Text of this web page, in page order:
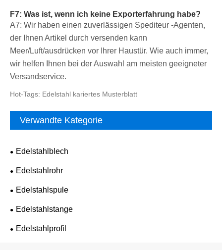
F7: Was ist, wenn ich keine Exporterfahrung habe?
A7: Wir haben einen zuverlässigen Spediteur -Agenten,
der Ihnen Artikel durch versenden kann
Meer/Luft/ausdrücken vor Ihrer Haustür. Wie auch immer,
wir helfen Ihnen bei der Auswahl am meisten geeigneter
Versandservice.
Hot-Tags: Edelstahl kariertes Musterblatt
Verwandte Kategorie
Edelstahlblech
Edelstahlrohr
Edelstahlspule
Edelstahlstange
Edelstahlprofil